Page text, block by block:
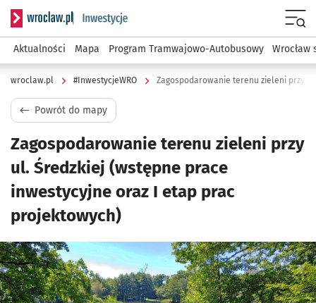
Serwis informacyjny wroclaw.pl podserwis:
Aktualności Mapa Program Tramwajowo-Autobusowy Wrocław
wroclaw.pl #InwestycjeWRO
Powrót do mapy
Zagospodarowanie terenu zieleni przy
ul. Średzkiej (wstępne prace
inwestycyjne oraz I etap prac
projektowych)
Kliknij, aby powiększyć